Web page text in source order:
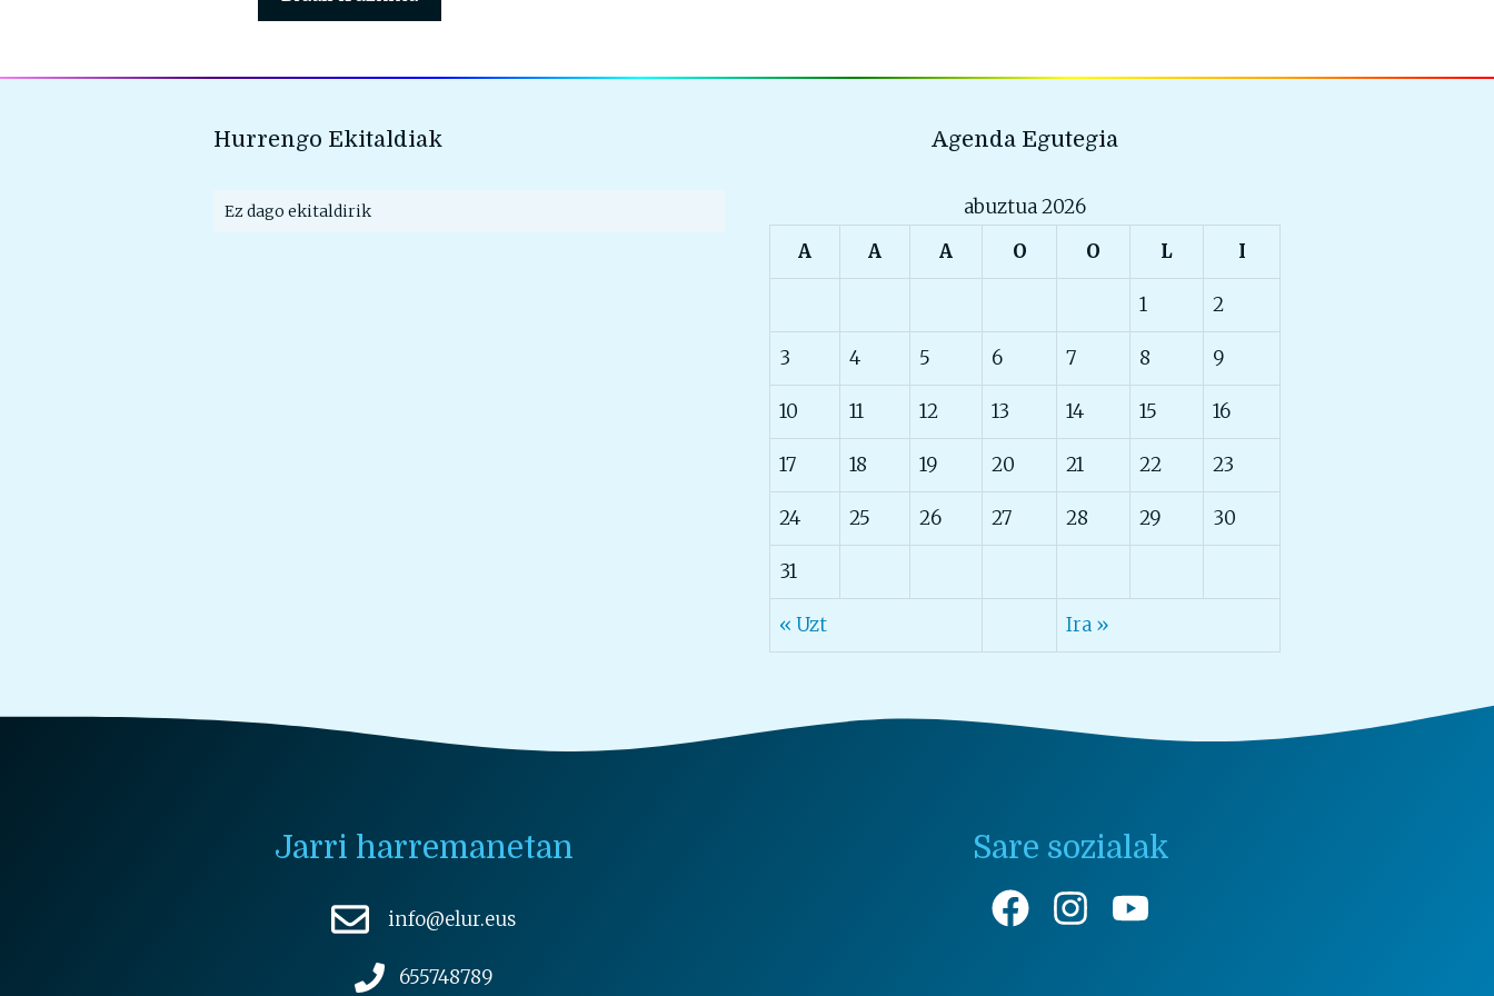
Hurrengo Ekitaldiak
Ez dago ekitaldirik
Agenda Egutegia
abuztua 2026
A
A A O O L I
1 2
3 4 5 6 7 8 9
10 11 12 13 14 15 16
17 18 19 20 21 22 23
24 25 26 27 28 29 30
31
« Uzt Ira »
Jarri harremanetan
info@elur.eus
655748789
Sare sozialak